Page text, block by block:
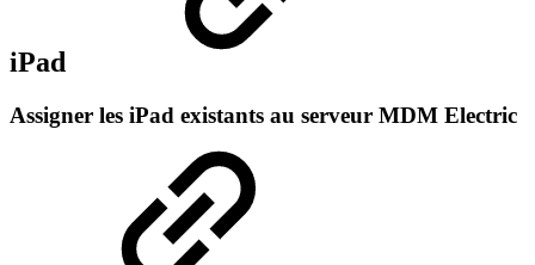
iPad
Assigner les iPad existants au serveur MDM Electric